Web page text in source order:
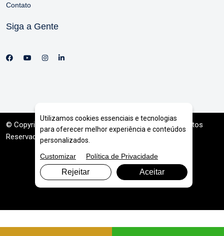
Contato
Siga a Gente
© Copyright 2026. DIVIA Marketing Digital . Todos os Direitos
Reservados
Utilizamos cookies essenciais e tecnologias
para oferecer melhor experiência e conteúdos
personalizados.
Customizar
Política de Privacidade
Rejeitar Aceitar